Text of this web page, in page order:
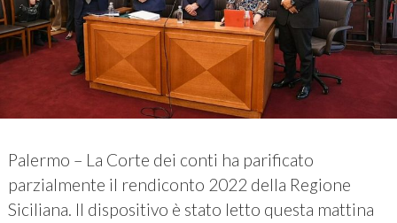
Palermo – La Corte dei conti ha parificato
parzialmente il rendiconto 2022 della Regione
Siciliana. Il dispositivo è stato letto questa mattina